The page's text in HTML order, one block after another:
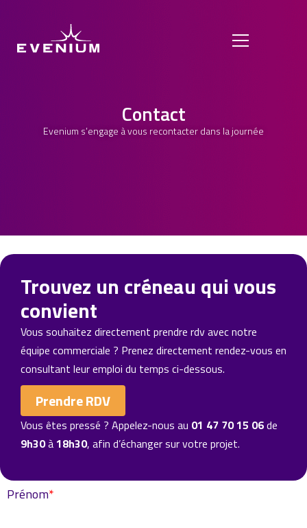
Contact
Evenium s’engage à vous recontacter dans la journée
Trouvez un créneau qui vous
convient
Vous souhaitez directement prendre rdv avec notre
équipe commerciale ? Prenez directement rendez-vous en
consultant leur emploi du temps ci-dessous.
Prendre RDV
Vous êtes pressé ? Appelez-nous au 01 47 70 15 06de
9h30à18h30, afin d’échanger sur votre projet.